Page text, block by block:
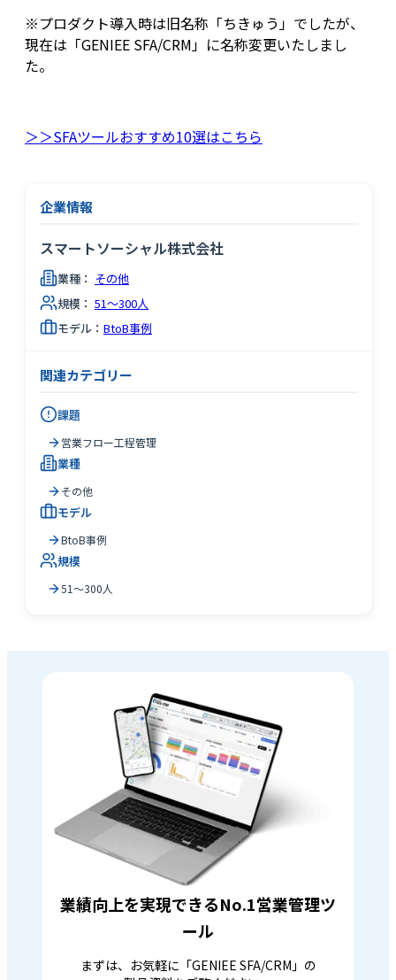
※プロダクト導入時は旧名称「ちきゅう」でしたが、
現在は「GENIEE SFA/CRM」に名称変更いたしまし
た。
＞＞SFAツールおすすめ10選はこちら
企業情報
スマートソーシャル株式会社
業種： その他
規模： 51～300人
モデル： BtoB事例
関連カテゴリー
課題
営業フロー工程管理
業種
その他
モデル
BtoB事例
規模
51～300人
業績向上を実現できるNo.1営業管理ツ
ール
まずは、お気軽に「GENIEE SFA/CRM」の